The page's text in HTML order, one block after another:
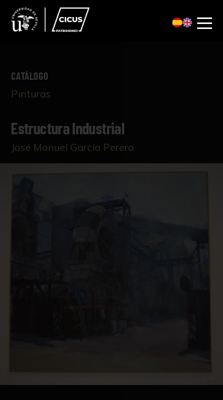
CATÁLOGO
Pinturas
Estructura Industrial
José Manuel García Perera